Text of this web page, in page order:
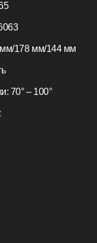
мм/178 мм/144 мм
70° – 100°